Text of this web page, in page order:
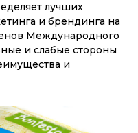
лучших
и брендинга на
Международного
и слабые стороны
и